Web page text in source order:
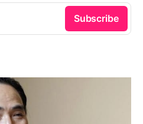
Subscribe